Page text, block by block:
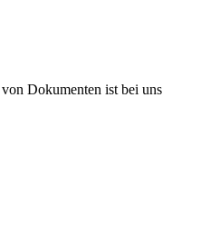
Dokumenten ist bei uns